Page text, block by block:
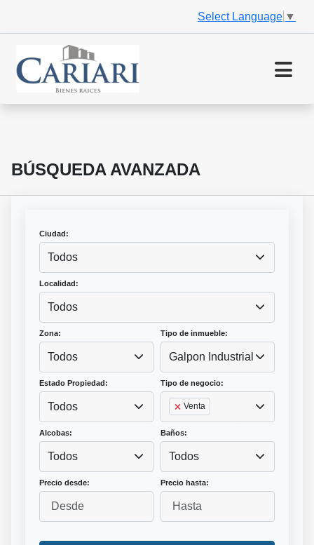
Select Language ▼
BÚSQUEDA AVANZADA
Ciudad:
Todos
Localidad:
Todos
Zona:
Todos
Tipo de inmueble:
Galpon Industrial
Estado Propiedad:
Todos
Tipo de negocio:
Venta
Alcobas:
Todos
Baños:
Todos
Precio desde: Precio hasta: